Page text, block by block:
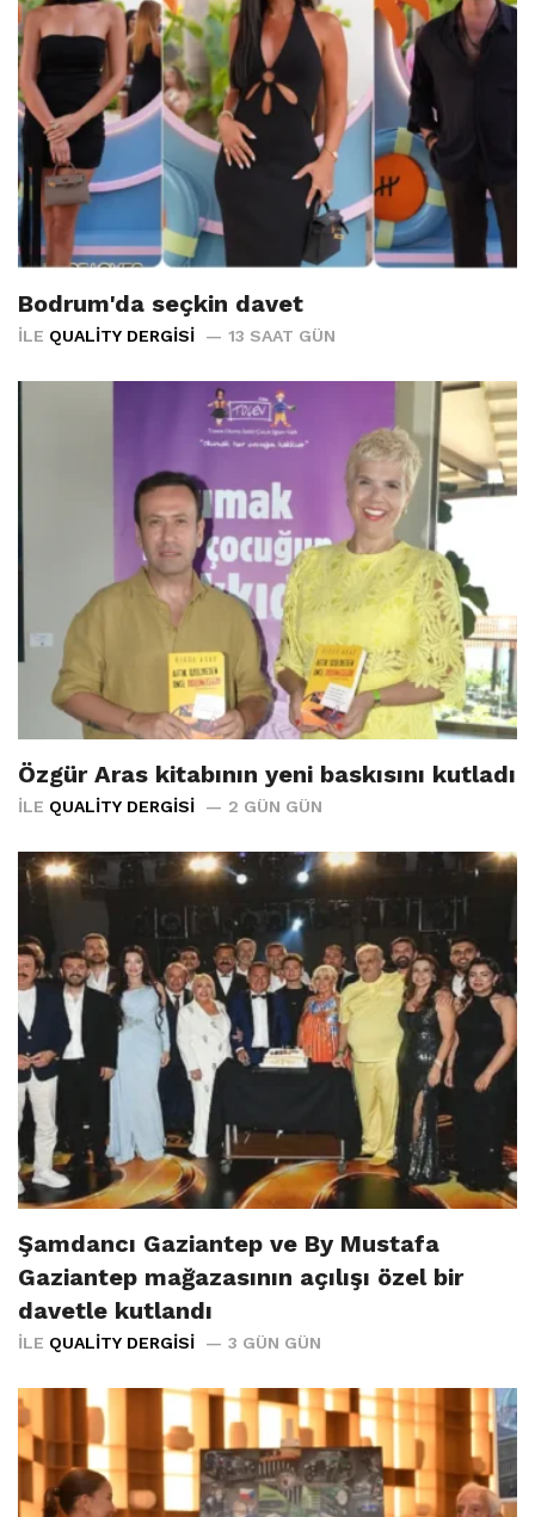
Bodrum'da seçkin davet
İLE QUALITY DERGISI 13 SAAT GÜN
Özgür Aras kitabının yeni baskısını kutladı
İLE QUALITY DERGISI 2 GÜN GÜN
Şamdancı Gaziantep ve By Mustafa
Gaziantep mağazasının açılışı özel bir
davetle kutlandı
İLE QUALITY DERGISI 3 GÜN GÜN